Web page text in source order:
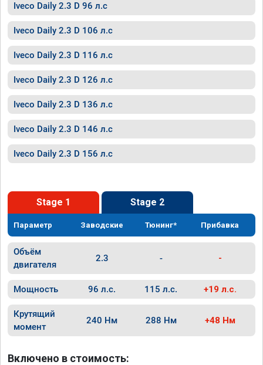
Iveco Daily 2.3 D 96 л.с
Iveco Daily 2.3 D 106 л.с
Iveco Daily 2.3 D 116 л.с
Iveco Daily 2.3 D 126 л.с
Iveco Daily 2.3 D 136 л.с
Iveco Daily 2.3 D 146 л.с
Iveco Daily 2.3 D 156 л.с
Stage 1 Stage 2
Параметр Заводские Тюнинг* Прибавка
Объём
двигателя
2.3 - -
Мощность 96 л.с. 115 л.с. +19 л.с.
Крутящий
момент
240 Нм 288 Нм +48 Нм
Включено в стоимость: